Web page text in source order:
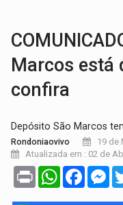
Marcos está
confira
Depósito São Marcos
Rondoniaovivo
19 de
Atualizada em : 02 de
Print WhatsApp